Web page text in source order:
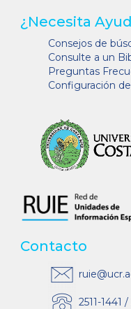
¿Necesita
Consejos de
Consulte a un
Preguntas
Configuración
Contacto
2511-1441